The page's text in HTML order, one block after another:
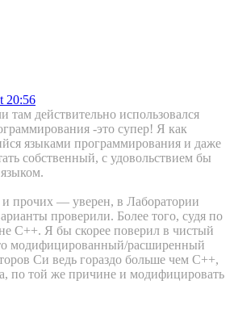
20:56
там действительно использовался
-это супер! Я как
языками программирования и даже
собственный, с удовольствием бы
и прочих — уверен, в Лаборатории
проверили. Более того, судя по
С++. Я бы скорее поверил в чистый
модифицированный/расширенный
Си ведь гораздо больше чем С++,
по той же причине и модифицировать